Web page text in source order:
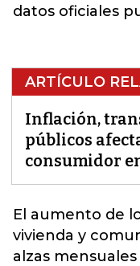
datos oficiales
ARTÍCULO
Inflación,
públicos
consumidor
El aumento de
vivienda y
alzas